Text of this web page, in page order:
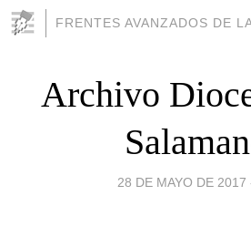
FRENTES AVANZADOS DE
Archivo
28 DE MAYO DE 2017